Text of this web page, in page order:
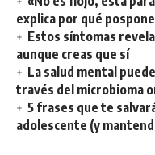
explica por qué
Estos síntomas
aunque creas que sí
La salud mental
través del microbioma
5 frases que te
adolescente (y